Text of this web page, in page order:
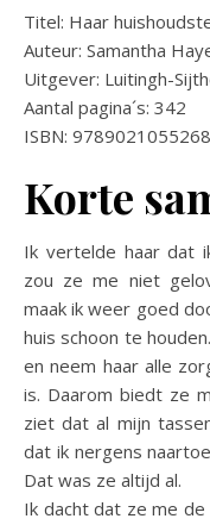
Titel: Haar
Auteur: Samantha
Uitgever: Luitingh-
Aantal pagina´s: 342
ISBN: 9789021055268
Korte
Ik vertelde haar dat
zou ze me niet
maak ik weer goed
huis schoon te
en neem haar alle
is. Daarom biedt ze
ziet dat al mijn
dat ik nergens
Dat was ze altijd al.
Ik dacht dat ze me